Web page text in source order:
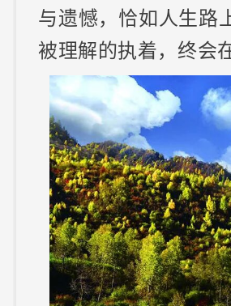
与遗憾，恰如人生
被理解的执着，终会